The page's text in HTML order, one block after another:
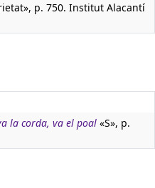
p. 750. Institut Alacantí
la corda, va el poal «S», p.